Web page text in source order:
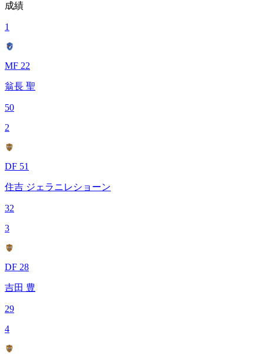
成績
1
MF 22
翁長 聖
50
2
DF 51
住吉 ジェラニレショーン
32
3
DF 28
吉田 豊
29
4